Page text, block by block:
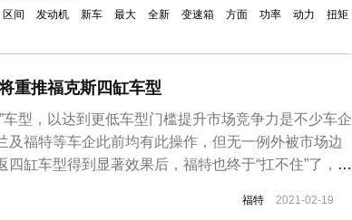
区间 发动机 新车 最大 全新 变速箱 方面 功率 动力
扭矩
重推福克斯四缸车型
车型，以达到更低车型门槛提升市场竞争力是不少车企
及福特等车企此前均有此操作，但无一例外被市场边
缸车型得到显著效果后，福特也终于“扛不住”了，将
福特 2021-02-19